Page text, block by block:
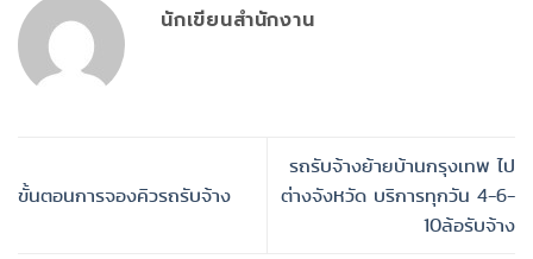
นักเขียนสำนักงาน
ขั้นตอนการจองคิวรถรับจ้าง
รถรับจ้างย้ายบ้านกรุงเทพ ไป
ต่างจังหวัด บริการทุกวัน 4-6-
10ล้อรับจ้าง